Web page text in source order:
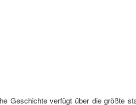
Geschichte verfügt über die größte